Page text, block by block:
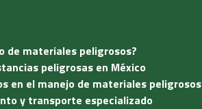
de materiales peligrosos?
peligrosas en México
en el manejo de materiales peligrosos
y transporte especializado